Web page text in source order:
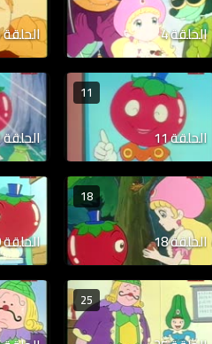
الحلقة 4 الحلقة 5
11
الحلقة 11 الحلقة 12
18
الحلقة 18 الحلقة 19
25